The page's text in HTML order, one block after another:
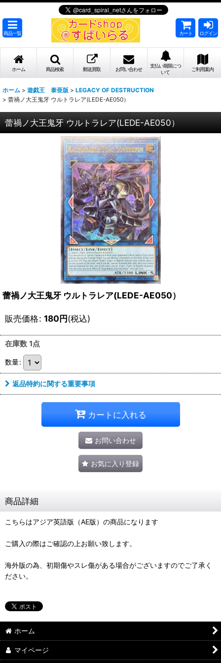
商品一覧 カート ログイン
ホーム 商品検索 郵送買取 お問い合わせ
支払い期限につ
いて
ご利用案内
ホーム > 遊戯王 泰亜版 > LEGACY OF DESTRUCTION
> 蕾禍ノ大王鬼牙 ウルトラレア(LEDE-AE050）
蕾禍ノ大王鬼牙 ウルトラレア(LEDE-AE050）
蕾禍ノ大王鬼牙 ウルトラレア(LEDE-AE050）
販売価格: 180円(税込)
在庫数 1点
数量:
返品特約に関する重要事項
カートに入れる
お問い合わせ
お気に入り登録
商品詳細
こちらはアジア英語版（AE版）の商品になります
ご購入の際はご確認の上お願い致します。
海外版の為、初期傷やスレ傷がある場合がございますのでご了承く
ださい。
ホーム
マイページ